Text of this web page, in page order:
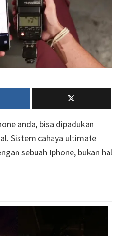
anda, bisa dipadukan
Sistem cahaya ultimate
sebuah Iphone, bukan hal